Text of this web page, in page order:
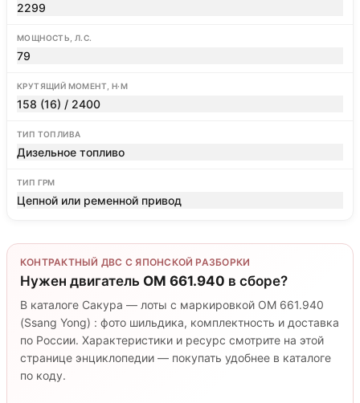
2299
МОЩНОСТЬ, Л.С.
79
КРУТЯЩИЙ МОМЕНТ, Н·М
158 (16) / 2400
ТИП ТОПЛИВА
Дизельное топливо
ТИП ГРМ
Цепной или ременной привод
КОНТРАКТНЫЙ ДВС С ЯПОНСКОЙ РАЗБОРКИ
Нужен двигатель OM 661.940 в сборе?
В каталоге Сакура — лоты с маркировкой OM 661.940
(Ssang Yong) : фото шильдика, комплектность и доставка
по России. Характеристики и ресурс смотрите на этой
странице энциклопедии — покупать удобнее в каталоге
по коду.